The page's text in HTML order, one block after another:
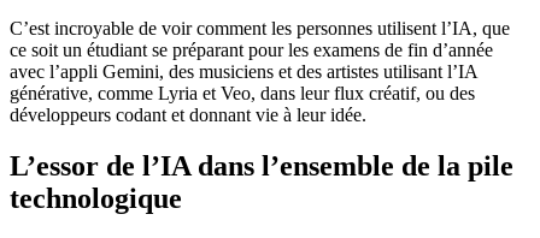
C’est incroyable de voir comment les personnes utilisent l’IA, que
ce soit un étudiant se préparant pour les examens de fin d’année
avec l’appli Gemini, des musiciens et des artistes utilisant l’IA
générative, comme Lyria et Veo, dans leur flux créatif, ou des
développeurs codant et donnant vie à leur idée.
L’essor de l’IA dans l’ensemble de la pile
technologique